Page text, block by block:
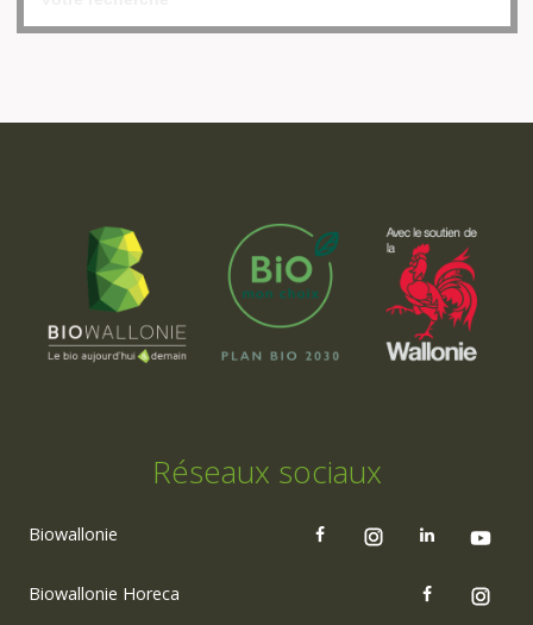
Réseaux sociaux
Biowallonie
Biowallonie Horeca